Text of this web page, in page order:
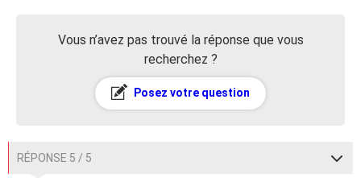
Vous n’avez pas trouvé la réponse que vous
recherchez ?
Posez votre question
RÉPONSE 5 / 5